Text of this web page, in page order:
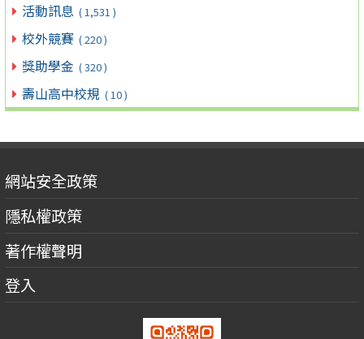
活動訊息 ( 1,531 )
校外競賽 ( 220 )
獎助學金 ( 320 )
壽山高中校規 ( 10 )
網站安全政策
隱私權政策
著作權聲明
登入